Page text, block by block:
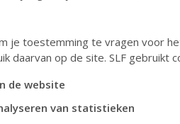
je toestemming te vragen voor
daarvan op de site. SLF gebruikt
de website
van statistieken